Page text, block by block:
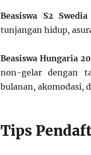
Beasiswa S2
tunjangan hidup,
Beasiswa Hungaria
non-gelar dengan
bulanan, akomodasi,
Tips